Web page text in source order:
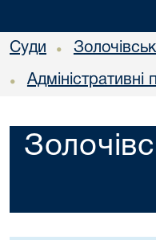
Суди •
• Адміністративні